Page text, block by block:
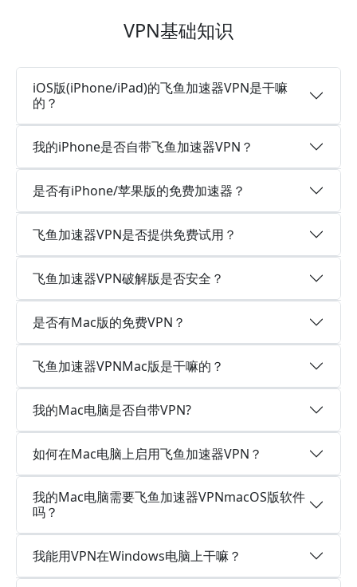
VPN基础知识
iOS版(iPhone/iPad)的飞鱼加速器VPN是干嘛
的？
我的iPhone是否自带飞鱼加速器VPN？
是否有iPhone/苹果版的免费加速器？
飞鱼加速器VPN是否提供免费试用？
飞鱼加速器VPN破解版是否安全？
是否有Mac版的免费VPN？
飞鱼加速器VPNMac版是干嘛的？
我的Mac电脑是否自带VPN?
如何在Mac电脑上启用飞鱼加速器VPN？
我的Mac电脑需要飞鱼加速器VPNmacOS版软件
吗？
我能用VPN在Windows电脑上干嘛？